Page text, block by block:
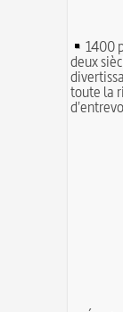
1400
deux
toute la